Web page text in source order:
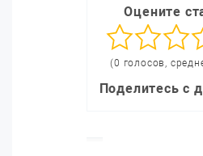
Оцените
(0 голосов,
Поделитесь с